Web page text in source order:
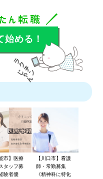
始める！
市】医療
タッフ募
験者優
【川口市】看護
師・常勤募集
《精神科に特化